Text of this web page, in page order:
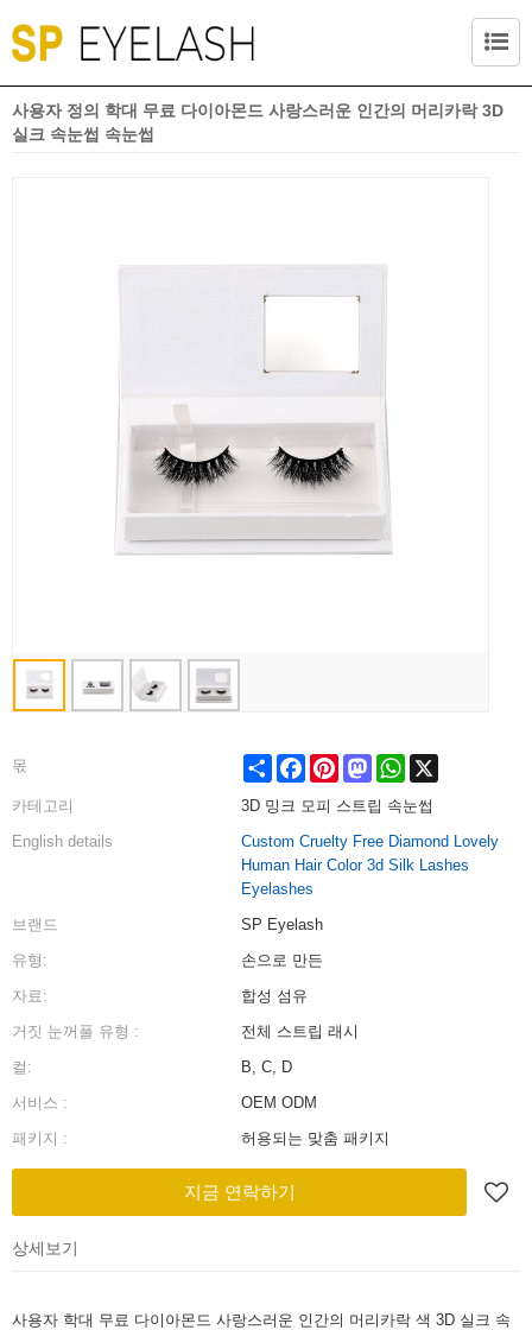
사용자 정의 학대 무료 다이아몬드 사랑스러운 인간의 머리카락 3D
실크 속눈썹 속눈썹
몫 Share FacebookPinterestMastodonWhatsApp
카테고리
3D 밍크 모피 스트립 속눈썹
English details
Custom Cruelty Free Diamond Lovely
Human Hair Color 3d Silk Lashes
Eyelashes
브랜드
SP Eyelash
유형:
손으로 만든
자료:
합성 섬유
거짓 눈꺼풀 유형 :
전체 스트립 래시
컬:
B, C, D
서비스 :
OEM ODM
패키지 :
허용되는 맞춤 패키지
지금 연락하기
상세보기
사용자 학대 무료 다이아몬드 사랑스러운 인간의 머리카락 색 3D 실크 속